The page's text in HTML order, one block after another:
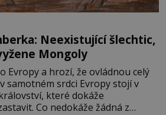
Neexistující šlechtic,
Mongoly
Evropy a hrozí, že ovládnou celý
samotném srdci Evropy stojí v
které dokáže
Co nedokáže žádná z